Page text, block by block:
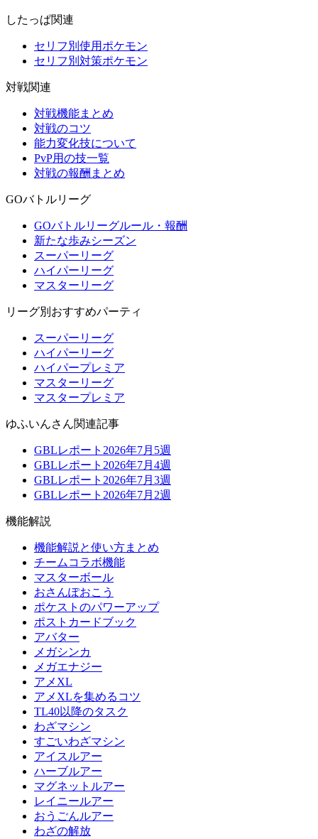
したっぱ関連
セリフ別使用ポケモン
セリフ別対策ポケモン
対戦関連
対戦機能まとめ
対戦のコツ
能力変化技について
PvP用の技一覧
対戦の報酬まとめ
GOバトルリーグ
GOバトルリーグルール・報酬
新たな歩みシーズン
スーパーリーグ
ハイパーリーグ
マスターリーグ
リーグ別おすすめパーティ
スーパーリーグ
ハイパーリーグ
ハイパープレミア
マスターリーグ
マスタープレミア
ゆふいんさん関連記事
GBLレポート2026年7月5週
GBLレポート2026年7月4週
GBLレポート2026年7月3週
GBLレポート2026年7月2週
機能解説
機能解説と使い方まとめ
チームコラボ機能
マスターボール
おさんぽおこう
ポケストのパワーアップ
ポストカードブック
アバター
メガシンカ
メガエナジー
アメXL
アメXLを集めるコツ
TL40以降のタスク
わざマシン
すごいわざマシン
アイスルアー
ハーブルアー
マグネットルアー
レイニールアー
おうごんルアー
わざの解放